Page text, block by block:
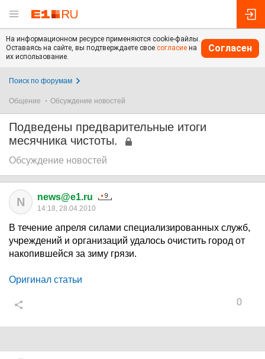
На информационном ресурсе применяются cookie-файлы.
Оставаясь на сайте, вы подтверждаете свое согласие на
их использование.
Согласен
Поиск по форумам
Общение Обсуждение новостей
Подведены предварительные итоги
месячника чистоты.
Обсуждение новостей
N news@e1.ru
14:18, 28.04.2010
В течение апреля силами специализированных служб,
учреждений и организаций удалось очистить город от
накопившейся за зиму грязи.
Оригинал статьи
0